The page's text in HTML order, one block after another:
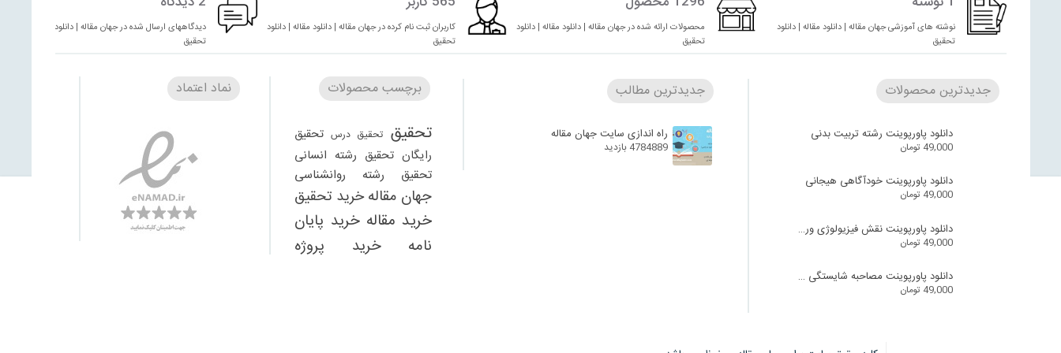
نوشته های آموزشی جهان مقاله | دانلود مقاله | دانلود
تحقیق
محصولات ارائه شده در جهان مقاله | دانلود مقاله | دانلود
تحقیق
کاربران ثبت نام کرده در جهان مقاله | دانلود مقاله | دانلود
تحقیق
دیدگاههای ارسال شده در جهان مقاله | دانلود مقاله | دانلود
تحقیق
جدیدترین محصولات
دانلود پاورپوینت رشته تربیت بدنی
49,000 تومان
دانلود پاورپوینت خودآگاهی هیجانی
49,000 تومان
دانلود پاورپوینت نقش فیزیولوژی ورزش در سالمندان
49,000 تومان
دانلود پاورپوینت مصاحبه شایستگی محور
49,000 تومان
جدیدترین مطالب
راه اندازی سایت جهان مقاله
4784889 بازدید
برچسب محصولات
تحقیق تحقیق درس تحقیق
رایگان تحقیق رشته انسانی
تحقیق رشته روانشناسی
جهان مقالهخرید تحقیق
خرید مقاله خرید پایان
نامه
خرید پروژه
نماد اعتماد